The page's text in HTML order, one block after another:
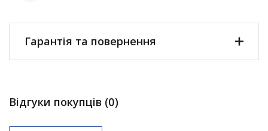
Гарантія та повернення
Відгуки покупців (0)